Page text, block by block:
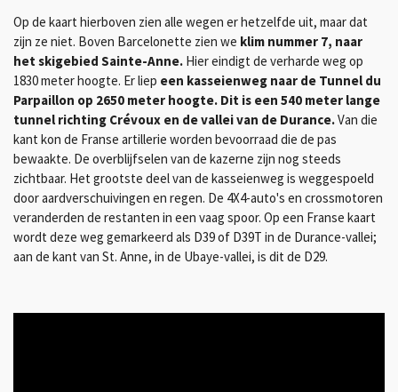
Op de kaart hierboven zien alle wegen er hetzelfde uit, maar dat
zijn ze niet. Boven Barcelonette zien we klim nummer 7, naar
het skigebied Sainte-Anne. Hier eindigt de verharde weg op
1830 meter hoogte. Erliep een kasseienweg naar de Tunnel du
Parpaillon op 2650 meter hoogte. Dit is een 540 meter lange
tunnel richting Crévoux en de vallei van de Durance.Van die
kant kon de Franse artillerie worden bevoorraad die de pas
bewaakte. De overblijfselen van de kazerne zijn nog steeds
zichtbaar. Het grootste deel van de kasseienweg is weggespoeld
door aardverschuivingen en regen. De 4X4-auto's en crossmotoren
veranderden de restanten in een vaag spoor. Op een Franse kaart
wordt deze weg gemarkeerd als D39 of D39T in de Durance-vallei;
aan de kant van St. Anne, in de Ubaye-vallei, is dit de D29.